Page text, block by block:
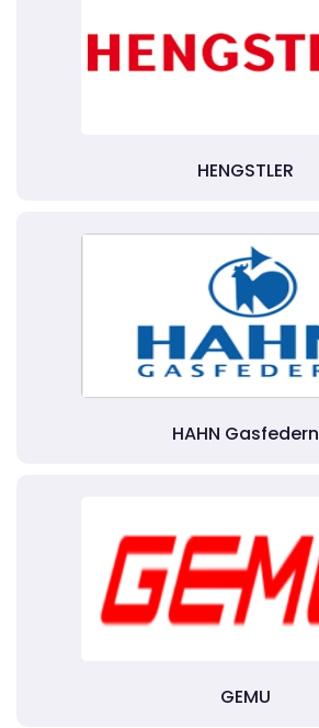
HENGSTLER
HAHN Gasfedern
GEMU